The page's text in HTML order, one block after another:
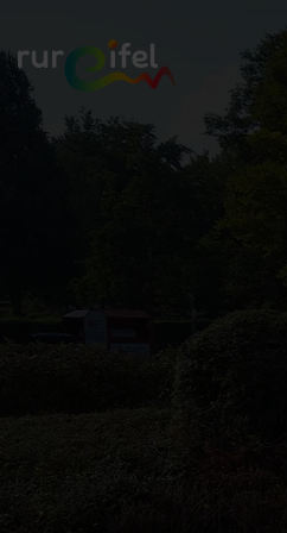
Zurück
zur
Startseite